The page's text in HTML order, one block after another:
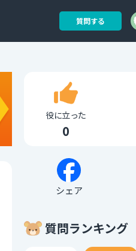
質問する
役に立った
0
シェア
質問ランキング